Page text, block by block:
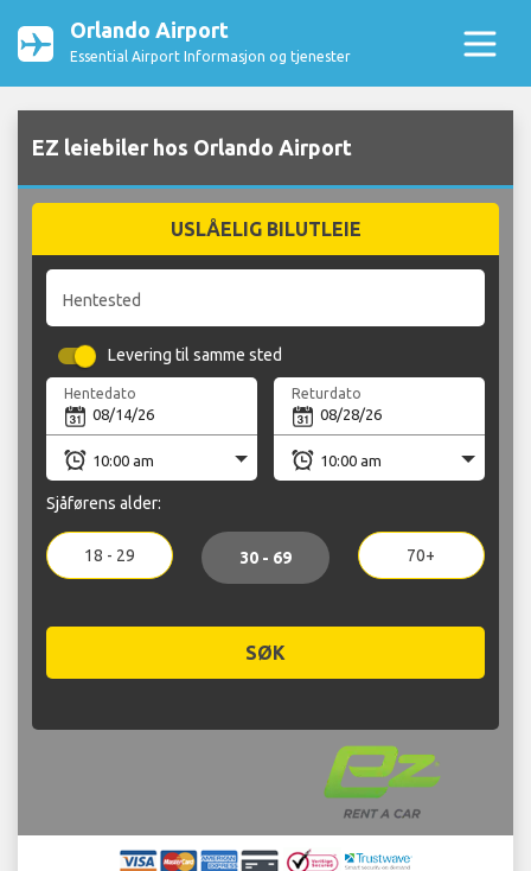
Orlando Airport
Essential Airport Informasjon og tjenester
EZ leiebiler hos Orlando Airport
USLÅELIG BILUTLEIE
Hentested
Levering til samme sted
Hentedato Returdato
Sjåførens alder:
18 - 29 30 - 69 70+
SØK